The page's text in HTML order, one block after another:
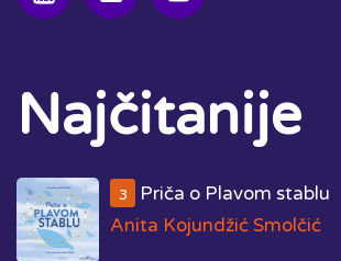
Najčitanije
3
Priča o Plavom stablu
Anita Kojundžić Smolčić